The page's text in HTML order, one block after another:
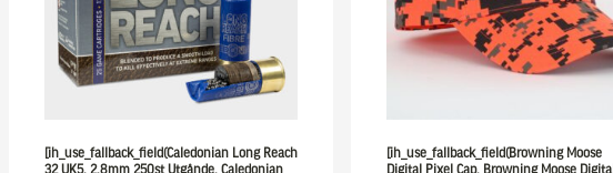
[ih_use_fallback_field(Caledonian Long Reach
32 UK5, 2,8mm 250st Utgånde, Caledonian
[ih_use_fallback_field(Browning Moose
Digital Pixel Cap, Browning Moose Digital